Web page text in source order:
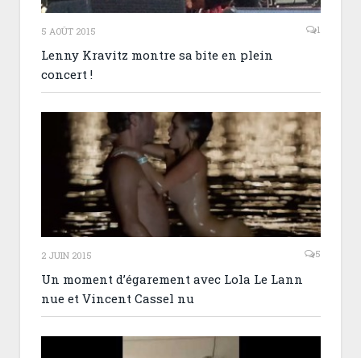
5 AOÛT 2015 1
Lenny Kravitz montre sa bite en plein
concert !
2 JUIN 2015 5
Un moment d’égarement avec Lola Le Lann
nue et Vincent Cassel nu